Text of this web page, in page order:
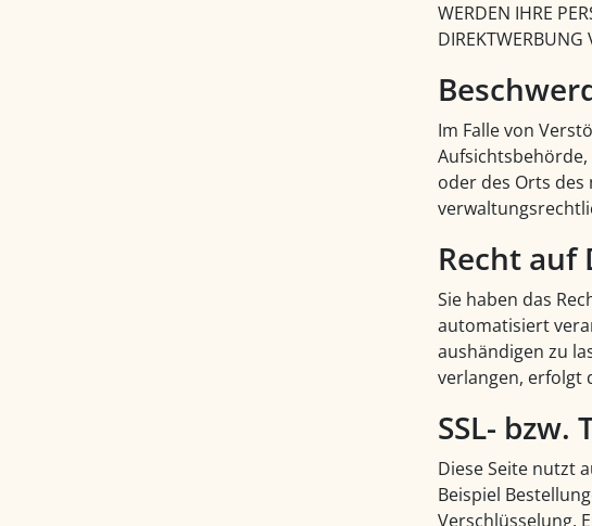
WERDEN IHRE
DIREKTWERBUNG
Im Falle von
oder des Orts
Recht
Sie haben das
automatisiert
aushändigen zu
verlangen, erfolgt
SSL- bzw.
Diese Seite nutzt
Beispiel
Verschlüsselung.